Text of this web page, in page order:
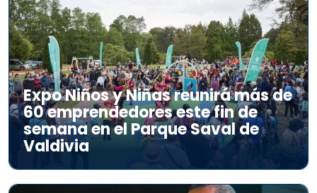
Expo Niños y Niñas reunirá más de
60 emprendedores este fin de
semana en el Parque Saval de
Valdivia